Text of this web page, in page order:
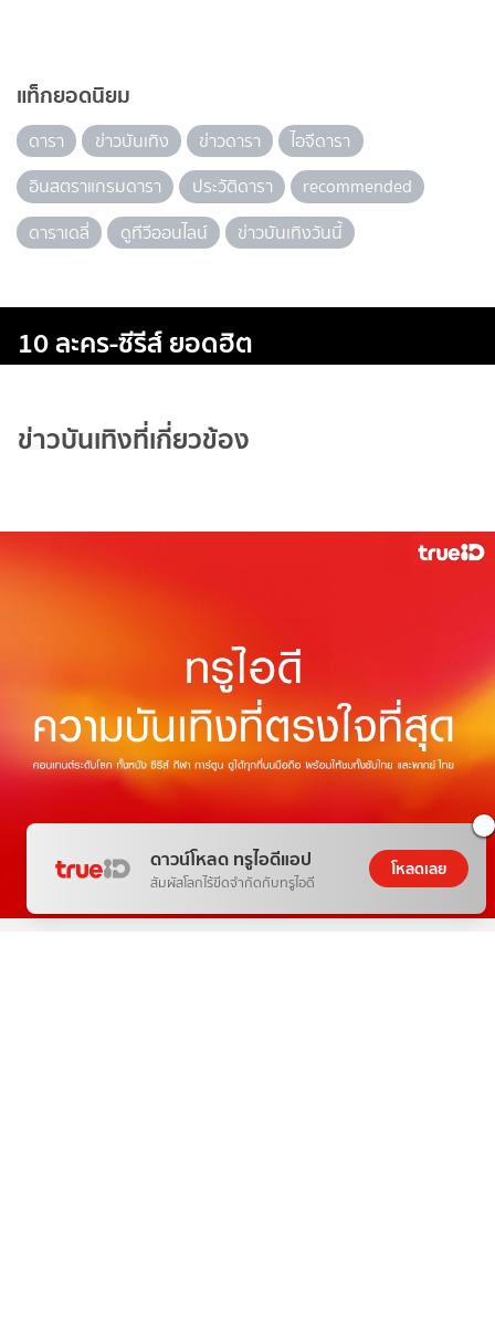
แท็กยอดนิยม
ดารา ข่าวบันเทิง ข่าวดารา
ไอจีดารา
อินสตราแกรมดารา
ประวัติดารา
recommended
ดาราเดลี่
ดูทีวีออนไลน์ ข่าวบันเทิงวันนี้
10 ละคร-ซีรีส์ ยอดฮิต
ข่าวบันเทิงที่เกี่ยวข้อง
ดาวน์โหลด ทรูไอดีแอป
สัมผัสโลกไร้ขีดจำกัดกับทรูไอดี
โหลดเลย